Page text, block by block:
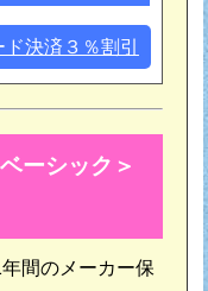
決済３％割引
ーシック＞
間のメーカー保